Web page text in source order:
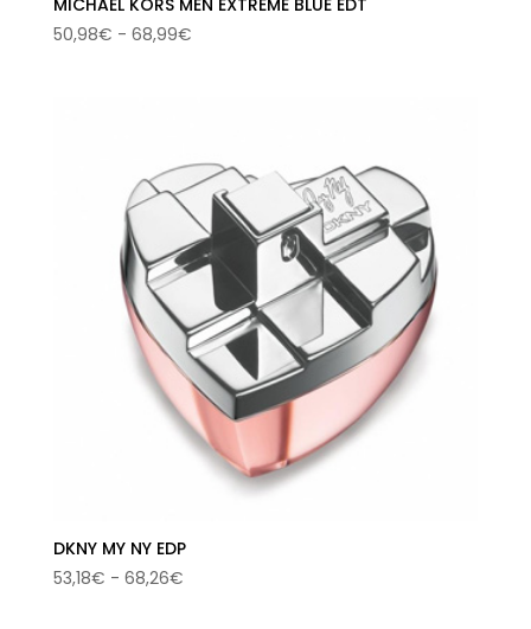
50,98€ - 68,99€Rango
hasta
68,99€
DKNY MY NY EDP
53,18€ - 68,26€Rango